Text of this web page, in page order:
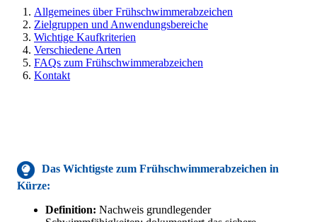
Allgemeines über Frühschwimmerabzeichen
Zielgruppen und Anwendungsbereiche
Wichtige Kaufkriterien
Verschiedene Arten
FAQs zum Frühschwimmerabzeichen
Kontakt
Das Wichtigste zum Frühschwimmerabzeichen in
Kürze:
Definition: Nachweis grundlegender